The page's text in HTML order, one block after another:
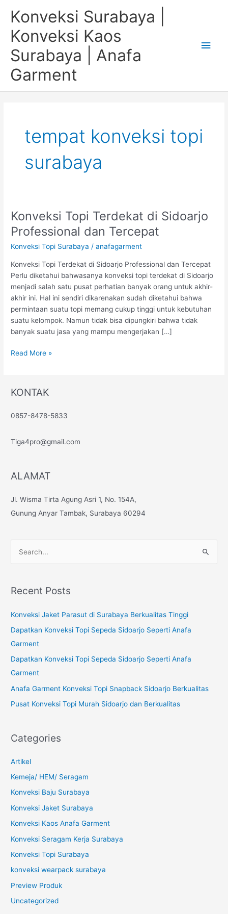
Konveksi Surabaya |
Konveksi Kaos
Surabaya | Anafa
Garment
tempat konveksi topi
surabaya
Konveksi Topi Terdekat di Sidoarjo
Professional dan Tercepat
Konveksi Topi Surabaya /anafagarment
Konveksi Topi Terdekat di Sidoarjo Professional dan Tercepat
Perlu diketahui bahwasanya konveksi topi terdekat di Sidoarjo
menjadi salah satu pusat perhatian banyak orang untuk akhir-
akhir ini. Hal ini sendiri dikarenakan sudah diketahui bahwa
permintaan suatu topi memang cukup tinggi untuk kebutuhan
suatu kelompok. Namun tidak bisa dipungkiri bahwa tidak
banyak suatu jasa yang mampu mengerjakan […]
Konveksi
Topi
Terdekat
di
Professional
Tercepat
Read More »
KONTAK
0857-8478-5833
Tiga4pro@gmail.com
ALAMAT
Jl. Wisma Tirta Agung Asri 1, No. 154A,
Gunung Anyar Tambak, Surabaya 60294
r
r
:
Recent Posts
Konveksi Jaket Parasut di Surabaya Berkualitas Tinggi
Dapatkan Konveksi Topi Sepeda Sidoarjo Seperti Anafa
Garment
Dapatkan Konveksi Topi Sepeda Sidoarjo Seperti Anafa
Garment
Anafa Garment Konveksi Topi Snapback Sidoarjo Berkualitas
Pusat Konveksi Topi Murah Sidoarjo dan Berkualitas
Categories
Artikel
Kemeja/ HEM/ Seragam
Konveksi Baju Surabaya
Konveksi Jaket Surabaya
Konveksi Kaos Anafa Garment
Konveksi Seragam Kerja Surabaya
Konveksi Topi Surabaya
konveksi wearpack surabaya
Preview Produk
Uncategorized